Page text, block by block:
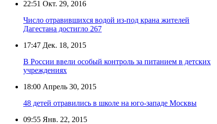
22:51 Окт. 29, 2016
Число отравившихся водой из-под крана жителей
Дагестана достигло 267
17:47 Дек. 18, 2015
В России ввели особый контроль за питанием в детских
учреждениях
18:00 Апрель 30, 2015
48 детей отравились в школе на юго-западе Москвы
09:55 Янв. 22, 2015